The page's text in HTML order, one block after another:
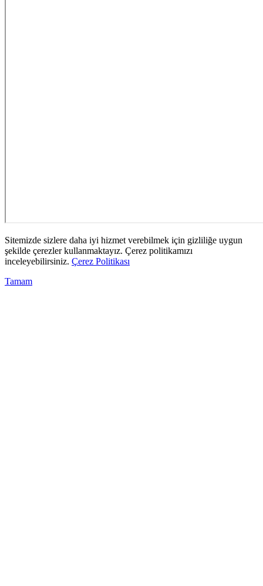
Sitemizde sizlere daha iyi hizmet verebilmek için gizliliğe uygun
şekilde çerezler kullanmaktayız. Çerez politikamızı
inceleyebilirsiniz. Çerez Politikası
Tamam